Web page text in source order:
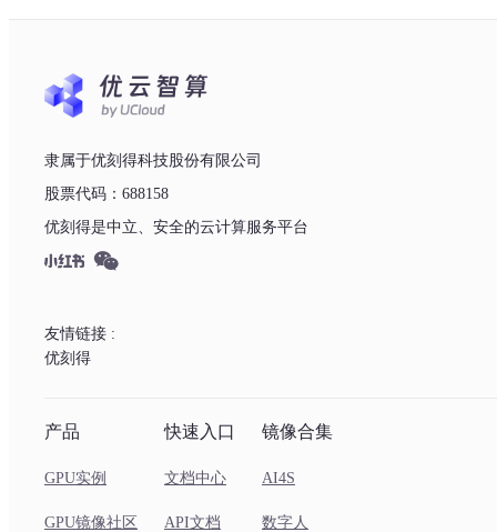
隶属于优刻得科技股份有限公司
股票代码：688158
优刻得是中立、安全的云计算服务平台
友情链接 :
优刻得
产品
GPU实例
GPU镜像社区
快速入口
文档中心
API文档
镜像合集
AI4S
数字人